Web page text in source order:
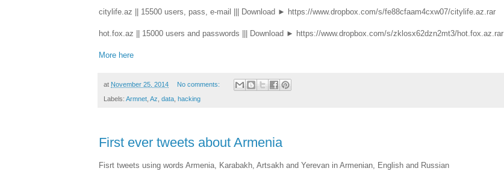
citylife.az || 15500 users, pass, e-mail ||| Download ► https://www.dropbox.com/s/fe88cfaam4cxw07/citylife.az.rar
hot.fox.az || 15000 users and passwords ||| Download ► https://www.dropbox.com/s/zklosx62dzn2mt3/hot.fox.az.rar
More here
at November 25, 2014 No comments:
Labels: Armnet Az data hacking
First ever tweets about Armenia
Fisrt tweets using words Armenia, Karabakh, Artsakh and Yerevan in Armenian, English and Russian